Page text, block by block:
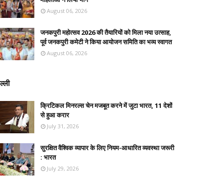
August 06, 2026
जनकपुरी महोत्सव 2026 की तैयारियों को मिला नया उत्साह,
पूर्व जनकपुरी कमेटी ने किया आयोजन समिति का भव्य स्वागत
August 06, 2026
क्रिटिकल मिनरल्स चेन मजबूत करने में जुटा भारत, 11 देशों
से हुआ करार
July 31, 2026
सुरक्षित वैश्विक व्यापार के लिए नियम-आधारित व्यवस्था जरूरी
: भारत
July 29, 2026